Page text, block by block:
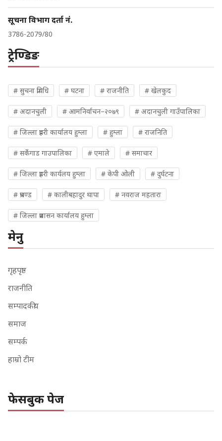
सूचना विभाग दर्ता नं.
3786-2079/80
ट्रेण्डिङ
# सुचना प्रविधि # घटना # राजनीति # खेलकुद
# अदानचुली # आमनिर्वाचन–२०७९ # अदानचुली गाउँपालिका
# जिल्ला प्रहरी कार्यालय हुम्ला # हुम्ला # राजनिति
# सर्केगाड गाउपालिका # एमाले # समाचार
# जिल्ला प्रहरी कार्यलय हुम्ला # केपी ओली # दुर्घटना
# प्रचण्ड # कालीबहादुर थापा # नवराज महतारा
# जिल्ला प्रशासन कार्यालय हुम्ला
मेनु
गृहपृष्ठ
राजनीति
सम्पादकीय
समाज
सम्पर्क
हाम्रो टीम
फेसबुक पेज